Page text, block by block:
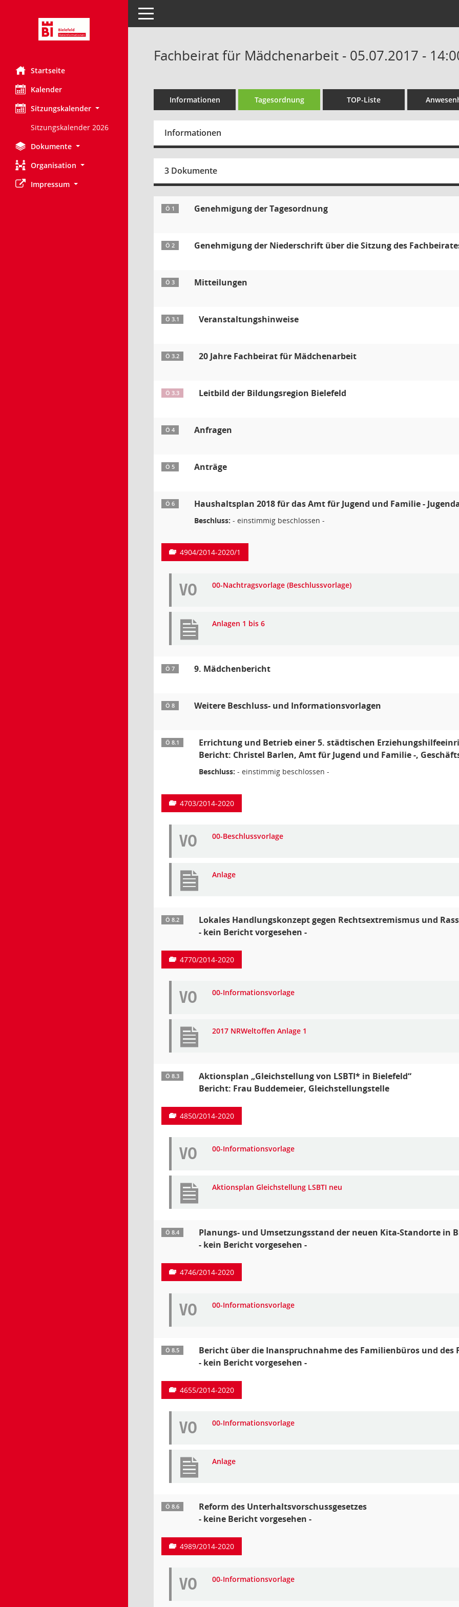
Startseite
Kalender
Sitzungskalender
Sitzungskalender 2026
Dokumente
Organisation
Impressum
Toggle navigation
Fachbeirat für Mädchenarbeit - 05.07.2017 -
Informationen Tagesordnung TOP-Liste
Informationen
3 Dokumente
Ö 1 Genehmigung der Tagesordnung
Ö 2 Genehmigung der Niederschrift über die Sitzung des
Ö 3 Mitteilungen
Ö 3.1 Veranstaltungshinweise
Ö 3.2 20 Jahre Fachbeirat für Mädchenarbeit
Ö 3.3 Leitbild der Bildungsregion Bielefeld
Ö 4 Anfragen
Ö 5 Anträge
Ö 6 Haushaltsplan 2018 für das Amt für Jugend und Familie -
Beschluss: - einstimmig beschlossen -
4904/2014-2020/1
VO 00-Nachtragsvorlage (Beschlussvorlage)
Anlagen 1 bis 6
Ö 7 9. Mädchenbericht
Ö 8 Weitere Beschluss- und Informationsvorlagen
Ö 8.1
Errichtung und Betrieb einer 5. städtischen
Bericht: Christel Barlen, Amt für Jugend und Familie -,
Beschluss: - einstimmig beschlossen -
4703/2014-2020
VO 00-Beschlussvorlage
Anlage
Ö 8.2
Lokales Handlungskonzept gegen Rechtsextremismus und
- kein Bericht vorgesehen -
4770/2014-2020
VO 00-Informationsvorlage
2017 NRWeltoffen Anlage 1
Ö 8.3
Aktionsplan „Gleichstellung von LSBTI* in Bielefeld“
Bericht: Frau Buddemeier, Gleichstellungstelle
4850/2014-2020
VO 00-Informationsvorlage
Aktionsplan Gleichstellung LSBTI neu
Ö 8.4
Planungs- und Umsetzungsstand der neuen Kita-Standorte in
- kein Bericht vorgesehen -
4746/2014-2020
VO 00-Informationsvorlage
Ö 8.5
Bericht über die Inanspruchnahme des Familienbüros und des
- kein Bericht vorgesehen -
4655/2014-2020
VO 00-Informationsvorlage
Anlage
Ö 8.6
Reform des Unterhaltsvorschussgesetzes
- keine Bericht vorgesehen -
4989/2014-2020
VO 00-Informationsvorlage